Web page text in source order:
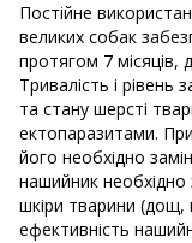
Постійне
великих собак
протягом 7 місяців,
Тривалість і рівень
та стану шерсті
ектопаразитами.
його необхідно
нашийник необхідно
шкіри тварини
ефективність